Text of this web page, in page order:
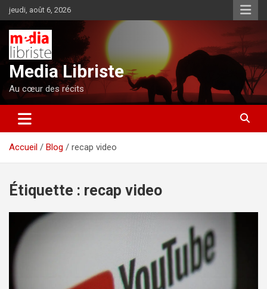
Aller
au
contenu
jeudi, août 6, 2026
Media Libriste
Au cœur des récits
Accueil Blog recap video
Étiquette : recap video